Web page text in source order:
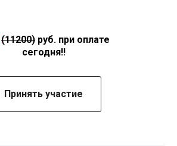
(11200) руб. при оплате
сегодня!!
Принять участие